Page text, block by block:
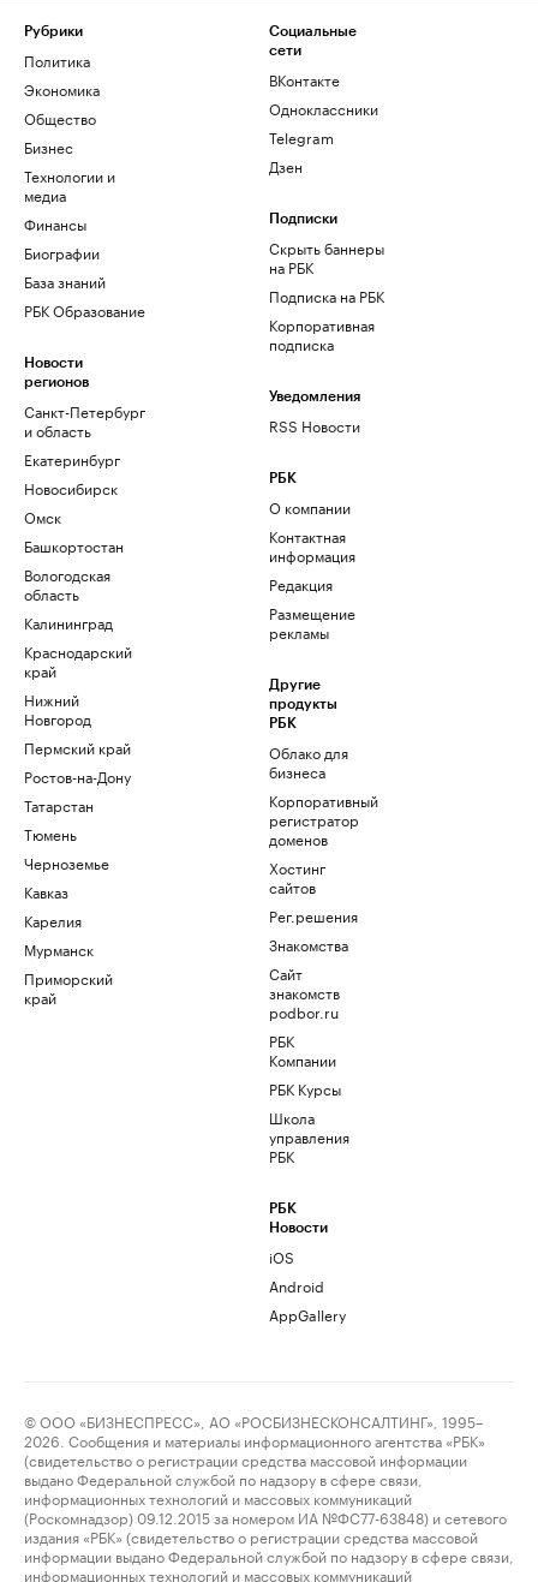
Рубрики
Политика
Экономика
Общество
Бизнес
Технологии и
медиа
Финансы
Биографии
База знаний
РБК Образование
Новости
регионов
Санкт-Петербург
и область
Екатеринбург
Новосибирск
Омск
Башкортостан
Вологодская
область
Калининград
Краснодарский
край
Нижний
Новгород
Пермский край
Ростов-на-Дону
Татарстан
Тюмень
Черноземье
Кавказ
Карелия
Мурманск
Приморский
край
Социальные
сети
ВКонтакте
Одноклассники
Telegram
Дзен
Подписки
Скрыть баннеры
на РБК
Подписка на РБК
Корпоративная
подписка
Уведомления
RSS Новости
РБК
О компании
Контактная
информация
Редакция
Размещение
рекламы
Другие
продукты
РБК
Облако для
бизнеса
Корпоративный
регистратор
доменов
Хостинг
сайтов
Рег.решения
Знакомства
Сайт
знакомств
podbor.ru
РБК
Компании
РБК Курсы
Школа
управления
РБК
РБК
Новости
iOS
Android
AppGallery
© ООО «БИЗНЕСПРЕСС», АО «РОСБИЗНЕСКОНСАЛТИНГ», 1995–
2026. Сообщения и материалы информационного агентства «РБК»
(свидетельство о регистрации средства массовой информации
выдано Федеральной службой по надзору в сфере связи,
информационных технологий и массовых коммуникаций
(Роскомнадзор) 09.12.2015 за номером ИА №ФС77-63848) и сетевого
издания «РБК» (свидетельство о регистрации средства массовой
информации выдано Федеральной службой по надзору в сфере связи,
информационных технологий и массовых коммуникаций